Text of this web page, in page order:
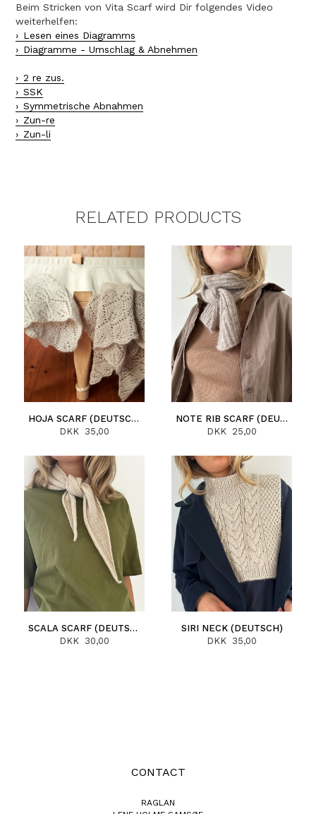
Beim Stricken von Vita Scarf wird Dir folgendes Video
weiterhelfen:
Lesen eines Diagramms
Diagramme - Umschlag & Abnehmen
2 re zus.
SSK
Symmetrische Abnahmen
Zun-re
Zun-li
RELATED PRODUCTS
HOJA SCARF (DEUTSCH)
DKK 35,00
NOTE RIB SCARF (DEUTSCH)
DKK 25,00
SCALA SCARF (DEUTSCH)
DKK 30,00
SIRI NECK (DEUTSCH)
DKK 35,00
CONTACT
RAGLAN